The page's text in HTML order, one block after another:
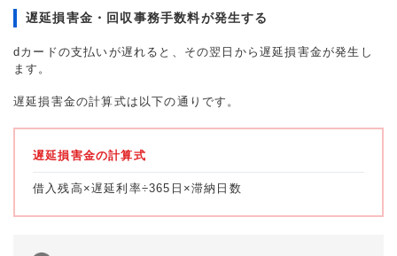
遅延損害金・回収事務手数料が発生する
dカードの支払いが遅れると、その翌日から遅延損害金が発生し
ます。
遅延損害金の計算式は以下の通りです。
遅延損害金の計算式
借入残高×遅延利率÷365日×滞納日数